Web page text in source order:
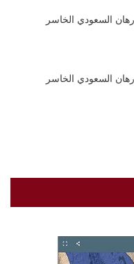
السعودي الخاسر
السعودي الخاسر